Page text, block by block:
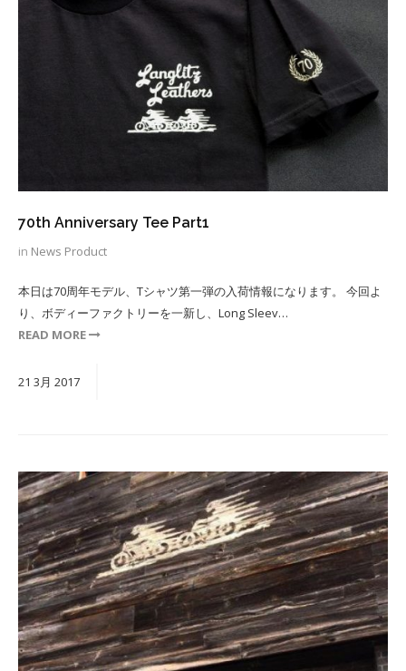
70th Anniversary Tee Part1
in News Product
本日は70周年モデル、Tシャツ第一弾の入荷情報になります。 今回よ
り、ボディーファクトリーを一新し、Long Sleev…
READ MORE
21 3月 2017